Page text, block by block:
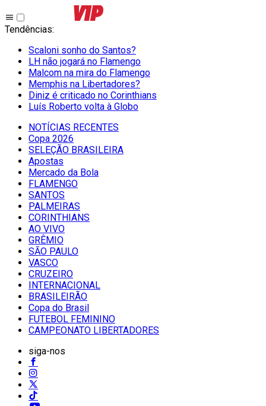
Tendências:
Scaloni sonho do Santos?
LH não jogará no Flamengo
Malcom na mira do Flamengo
Memphis na Libertadores?
Diniz é criticado no Corinthians
Luís Roberto volta à Globo
NOTÍCIAS RECENTES
Copa 2026
SELEÇÃO BRASILEIRA
Apostas
Mercado da Bola
FLAMENGO
SANTOS
PALMEIRAS
CORINTHIANS
AO VIVO
GRÊMIO
SĀO PAULO
VASCO
CRUZEIRO
INTERNACIONAL
BRASILEIRÃO
Copa do Brasil
FUTEBOL FEMININO
CAMPEONATO LIBERTADORES
siga-nos